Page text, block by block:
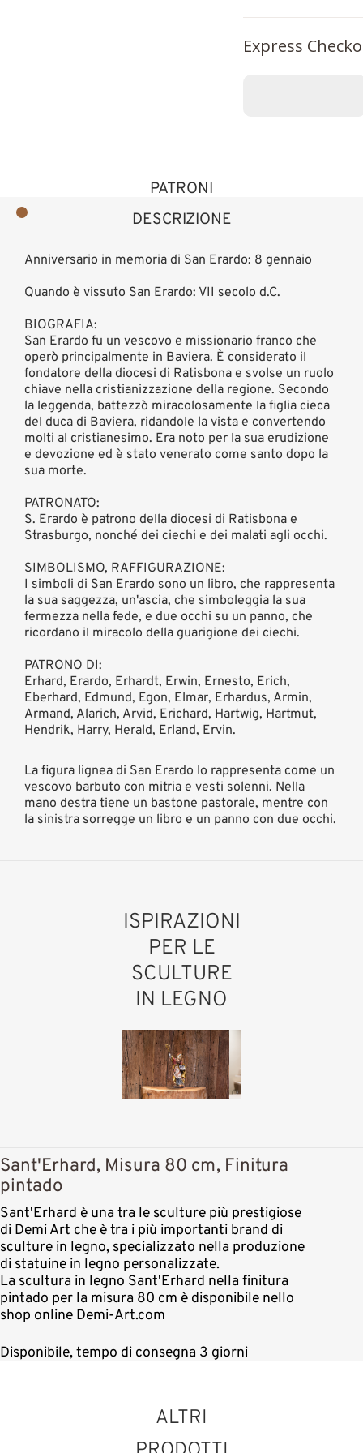
Express
DESCRIZIONE
PATRONI
Anniversario in memoria di San Erardo: 8 gennaio
Quando è vissuto San Erardo: VII secolo d.C.
BIOGRAFIA:
San Erardo fu un vescovo e missionario franco che
operò principalmente in Baviera. È considerato il
fondatore della diocesi di Ratisbona e svolse un ruolo
chiave nella cristianizzazione della regione. Secondo
la leggenda, battezzò miracolosamente la figlia cieca
del duca di Baviera, ridandole la vista e convertendo
molti al cristianesimo. Era noto per la sua erudizione
e devozione ed è stato venerato come santo dopo la
sua morte.
PATRONATO:
S. Erardo è patrono della diocesi di Ratisbona e
Strasburgo, nonché dei ciechi e dei malati agli occhi.
SIMBOLISMO, RAFFIGURAZIONE:
I simboli di San Erardo sono un libro, che rappresenta
la sua saggezza, un'ascia, che simboleggia la sua
fermezza nella fede, e due occhi su un panno, che
ricordano il miracolo della guarigione dei ciechi.
PATRONO DI:
Erhard, Erardo, Erhardt, Erwin, Ernesto, Erich,
Eberhard, Edmund, Egon, Elmar, Erhardus, Armin,
Armand, Alarich, Arvid, Erichard, Hartwig, Hartmut,
Hendrik, Harry, Herald, Erland, Ervin.
La figura lignea di San Erardo lo rappresenta come un
vescovo barbuto con mitria e vesti solenni. Nella
mano destra tiene un bastone pastorale, mentre con
la sinistra sorregge un libro e un panno con due occhi.
ISPIRAZIONI
PER LE
SCULTURE
IN LEGNO
Sant'Erhard, Misura 80 cm, Finitura
pintado
Sant'Erhard è una tra le sculture più prestigiose
di Demi Art che è tra i più importanti brand di
sculture in legno, specializzato nella produzione
di statuine in legno personalizzate.
La scultura in legno Sant'Erhard nella finitura
pintado per la misura 80 cm è disponibile nello
shop online Demi-Art.com
Disponibile, tempo di consegna 3 giorni
ALTRI